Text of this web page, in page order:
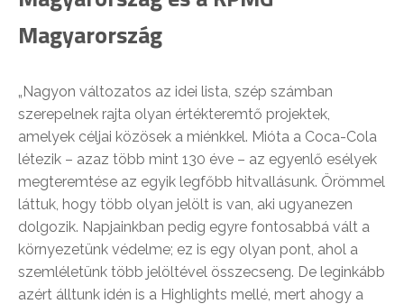
Magyarország
„Nagyon változatos az idei lista, szép számban
szerepelnek rajta olyan értékteremtő projektek,
amelyek céljai közösek a miénkkel. Mióta a Coca-Cola
létezik – azaz több mint 130 éve – az egyenlő esélyek
megteremtése az egyik legfőbb hitvallásunk. Örömmel
láttuk, hogy több olyan jelölt is van, aki ugyanezen
dolgozik. Napjainkban pedig egyre fontosabbá vált a
környezetünk védelme; ez is egy olyan pont, ahol a
szemléletünk több jelöltével összecseng. De leginkább
azért álltunk idén is a Highlights mellé, mert ahogy a